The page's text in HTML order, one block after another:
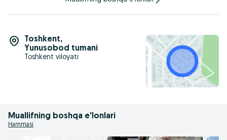
Toshkent,
Yunusobod tumani
Toshkent viloyati
Muallifning boshqa e'lonlari
Hammasi